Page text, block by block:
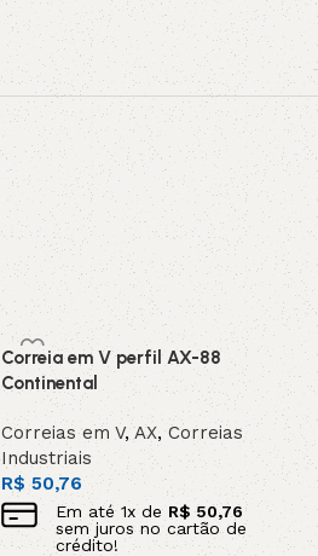
Correia em V perfil AX-88
Continental
Correias em V,AX,Correias
Industriais
R$ 50,76
Em até1x de R$ 50,76
sem juros no cartão de
crédito!